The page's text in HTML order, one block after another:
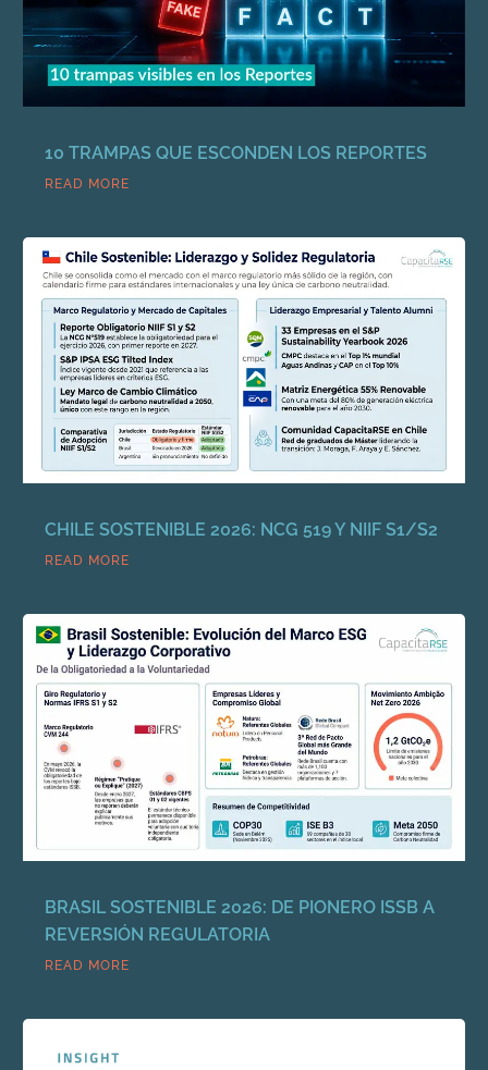
10 TRAMPAS QUE ESCONDEN LOS REPORTES
READ MORE
CHILE SOSTENIBLE 2026: NCG 519 Y NIIF S1/S2
READ MORE
BRASIL SOSTENIBLE 2026: DE PIONERO ISSB A
REVERSIÓN REGULATORIA
READ MORE